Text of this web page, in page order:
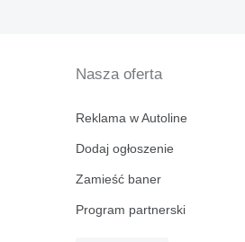
Nasza oferta
Reklama w Autoline
Dodaj ogłoszenie
Zamieść baner
Program partnerski